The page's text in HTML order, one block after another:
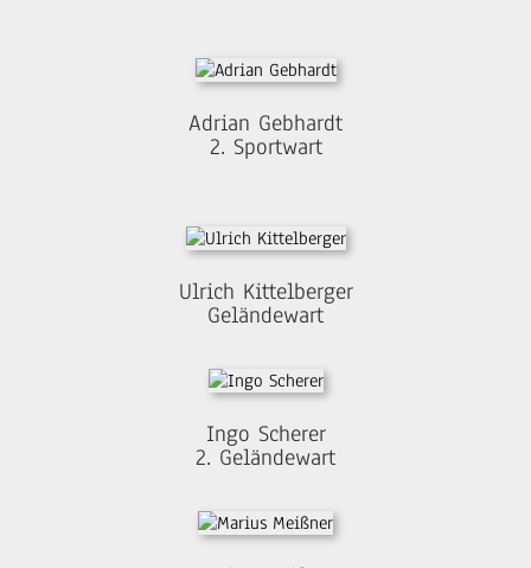
Adrian Gebhardt
2. Sportwart
Ulrich Kittelberger
Geländewart
Ingo Scherer
2. Geländewart